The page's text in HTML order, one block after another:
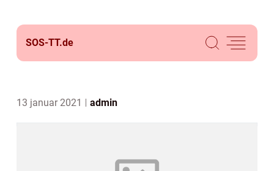
SOS-TT.de
13 januar 2021 admin